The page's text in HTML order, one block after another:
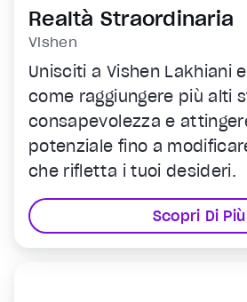
Realtà Straordinaria
Vishen
Unisciti a Vishen Lakhiani
come raggiungere più alti
consapevolezza e
potenziale fino a
che rifletta i tuoi desideri.
Scopri Di Più